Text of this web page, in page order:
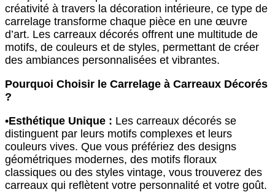
créativité à travers la décoration intérieure, ce type de
carrelage transforme chaque pièce en une œuvre
d’art. Les carreaux décorés offrent une multitude de
motifs, de couleurs et de styles, permettant de créer
des ambiances personnalisées et vibrantes.
Pourquoi Choisir le Carrelage à Carreaux Décorés
?
•Esthétique Unique : Les carreaux décorés se
distinguent par leurs motifs complexes et leurs
couleurs vives. Que vous préfériez des designs
géométriques modernes, des motifs floraux
classiques ou des styles vintage, vous trouverez des
carreaux qui reflètent votre personnalité et votre goût.